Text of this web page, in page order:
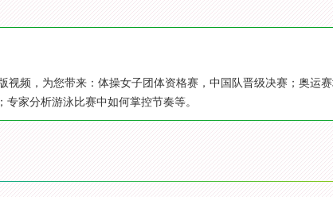
视频，为您带来：体操女子团体资格赛，中国队晋级决赛；奥运
专家分析游泳比赛中如何掌控节奏等。